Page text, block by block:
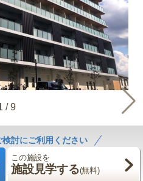
/9
討にご利用ください
この施設を
施設見学する(無料)